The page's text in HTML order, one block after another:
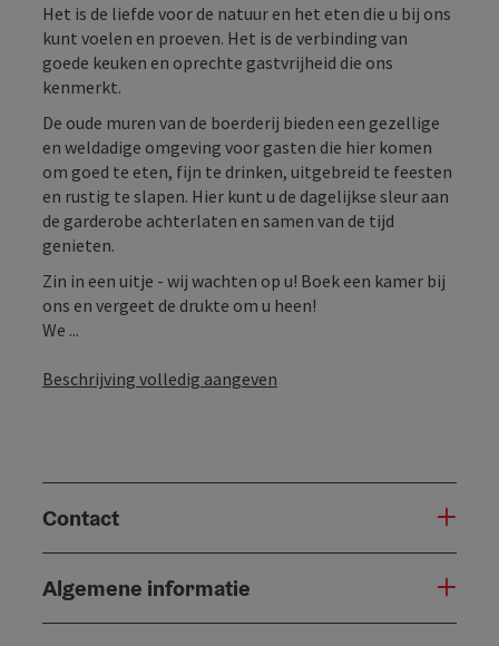
Het is de liefde voor de natuur en het eten die u bij ons
kunt voelen en proeven. Het is de verbinding van
goede keuken en oprechte gastvrijheid die ons
kenmerkt.
De oude muren van de boerderij bieden een gezellige
en weldadige omgeving voor gasten die hier komen
om goed te eten, fijn te drinken, uitgebreid te feesten
en rustig te slapen. Hier kunt u de dagelijkse sleur aan
de garderobe achterlaten en samen van de tijd
genieten.
Zin in een uitje - wij wachten op u! Boek een kamer bij
ons en vergeet de drukte om u heen!
We ...
Beschrijving volledig aangeven
Contact
Algemene informatie